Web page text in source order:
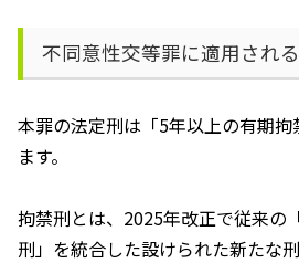
不同意性交等罪に適用され
本罪の法定刑は「5年以上の有期
ます。
拘禁刑とは、 2025年改正で従来の
刑」を統合した設けられた新たな